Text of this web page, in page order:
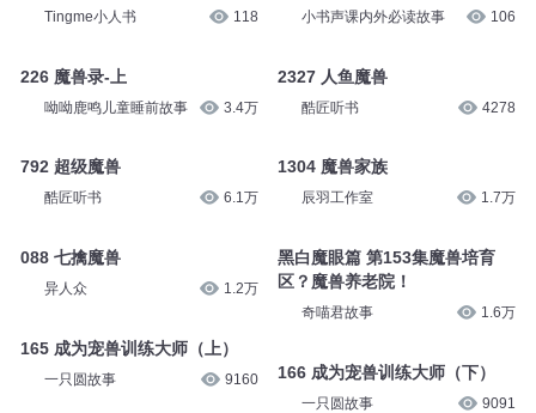
Tingme小人书 118
226 魔兽录-上
呦呦鹿鸣儿童睡前故事 3.4万
792 超级魔兽
酷匠听书 6.1万
088 七擒魔兽
异人众 1.2万
165 成为宠兽训练大师（上）
一只圆故事 9160
小书声课内外必读故事 106
2327 人鱼魔兽
酷匠听书 4278
1304 魔兽家族
辰羽工作室 1.7万
黑白魔眼篇 第153集魔兽培育
区？魔兽养老院！
奇喵君故事 1.6万
166 成为宠兽训练大师（下）
一只圆故事 9091